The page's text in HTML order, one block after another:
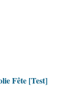
Fête [Test]